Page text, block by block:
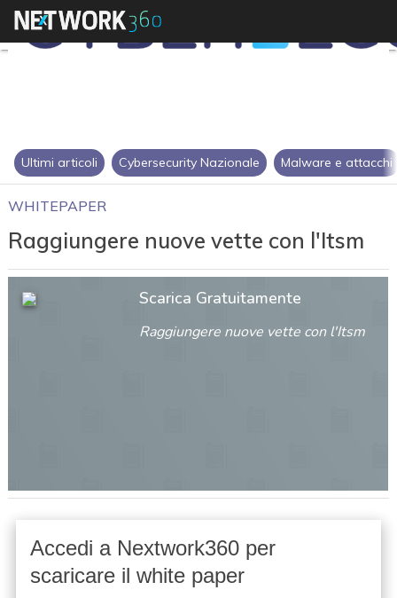
Ultimi articoli Cybersecurity Nazionale Malware e attacchi
WHITEPAPER
Raggiungere nuove vette con l'Itsm
Scarica Gratuitamente
Raggiungere nuove vette con l'Itsm
Accedi a Nextwork360 per
scaricare il white paper